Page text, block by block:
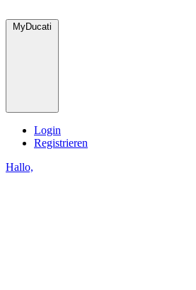
MyDucati
Login
Registrieren
Hallo,